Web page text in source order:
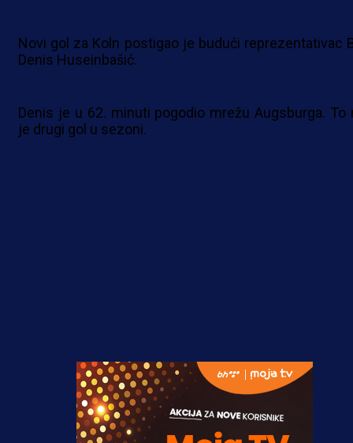
Novi gol za Koln postigao je budući reprezentativac
Denis Huseinbašić.
Denis je u 62. minuti pogodio mrežu Augsburga. To
je drugi gol u sezoni.